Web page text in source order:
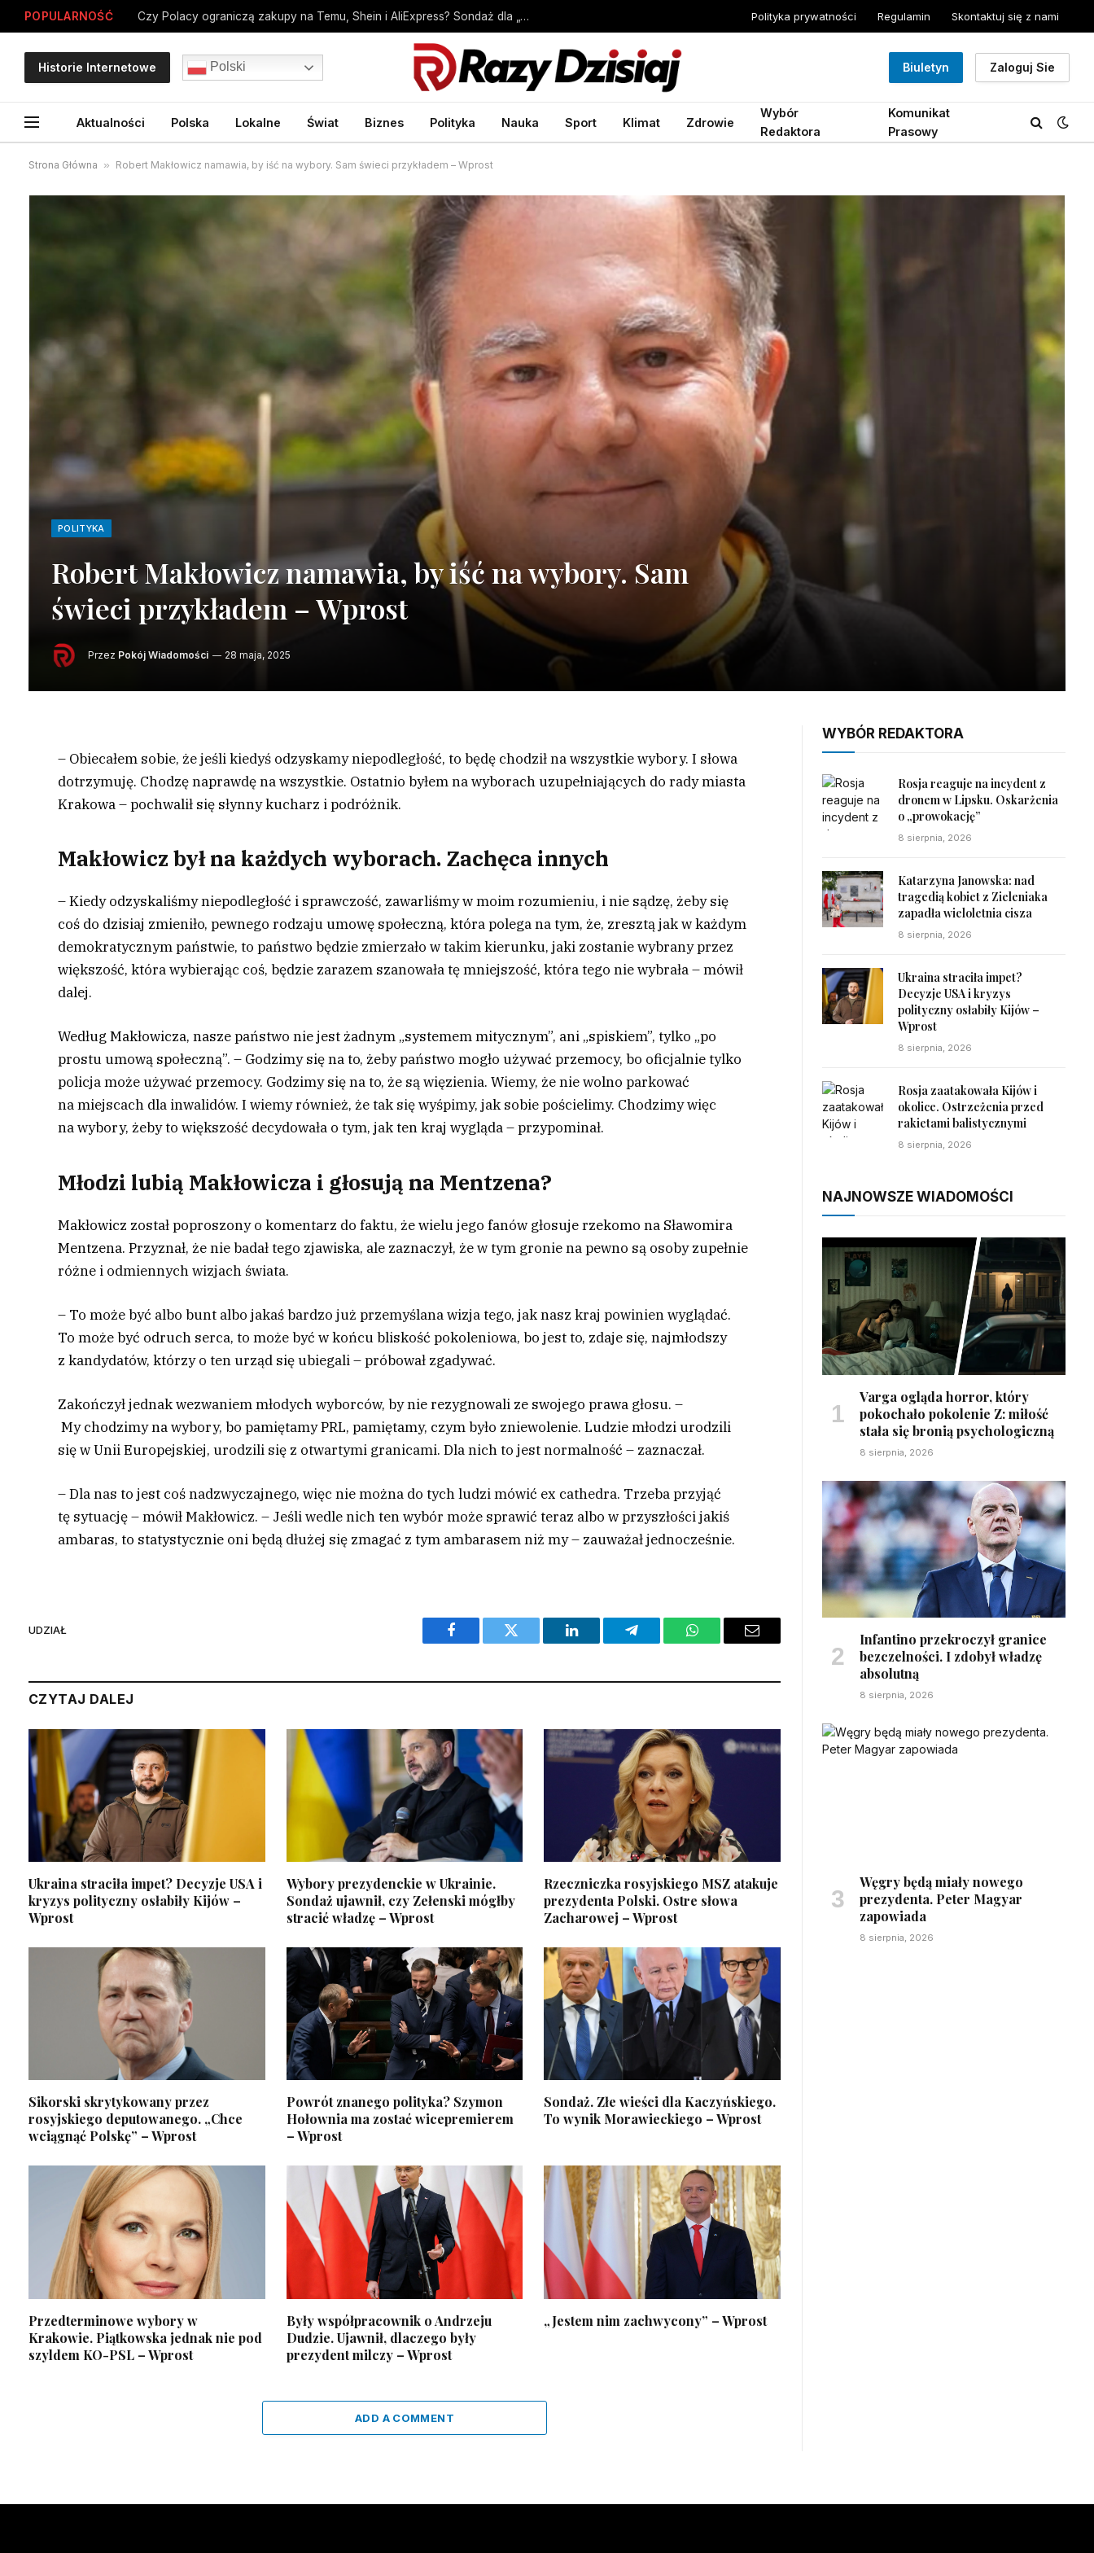
POPULARNOŚĆ Czy Polacy ograniczą zakupy na Temu, Shein i AliExpress? Sondaż dla „Wprost” – Biznes Wprost Polityka prywatności Regulamin Skontaktuj się z nami
Historie Internetowe Polski Biuletyn Zaloguj Sie
Aktualności Polska Lokalne Świat Biznes Polityka Nauka Sport Klimat Zdrowie
Wybór
Redaktora
Komunikat
Prasowy
Strona Główna » Robert Makłowicz namawia, by iść na wybory. Sam świeci przykładem – Wprost
POLITYKA
Robert Makłowicz namawia, by iść na wybory. Sam
świeci przykładem – Wprost
Przez Pokój Wiadomości 28 maja, 2025
– Obiecałem sobie, że jeśli kiedyś odzyskamy niepodległość, to będę chodził na wszystkie wybory. I słowa
dotrzymuję. Chodzę naprawdę na wszystkie. Ostatnio byłem na wyborach uzupełniających do rady miasta
Krakowa – pochwalił się słynny kucharz i podróżnik.
Makłowicz był na każdych wyborach. Zachęca innych
– Kiedy odzyskaliśmy niepodległość i sprawczość, zawarliśmy w moim rozumieniu, i nie sądzę, żeby się
coś do dzisiaj zmieniło, pewnego rodzaju umowę społeczną, która polega na tym, że, zresztą jak w każdym
demokratycznym państwie, to państwo będzie zmierzało w takim kierunku, jaki zostanie wybrany przez
większość, która wybierając coś, będzie zarazem szanowała tę mniejszość, która tego nie wybrała – mówił
dalej.
Według Makłowicza, nasze państwo nie jest żadnym „systemem mitycznym”, ani „spiskiem”, tylko „po
prostu umową społeczną”. – Godzimy się na to, żeby państwo mogło używać przemocy, bo oficjalnie tylko
policja może używać przemocy. Godzimy się na to, że są więzienia. Wiemy, że nie wolno parkować
na miejscach dla inwalidów. I wiemy również, że tak się wyśpimy, jak sobie pościelimy. Chodzimy więc
na wybory, żeby to większość decydowała o tym, jak ten kraj wygląda – przypominał.
Młodzi lubią Makłowicza i głosują na Mentzena?
Makłowicz został poproszony o komentarz do faktu, że wielu jego fanów głosuje rzekomo na Sławomira
Mentzena. Przyznał, że nie badał tego zjawiska, ale zaznaczył, że w tym gronie na pewno są osoby zupełnie
różne i odmiennych wizjach świata.
– To może być albo bunt albo jakaś bardzo już przemyślana wizja tego, jak nasz kraj powinien wyglądać.
To może być odruch serca, to może być w końcu bliskość pokoleniowa, bo jest to, zdaje się, najmłodszy
z kandydatów, którzy o ten urząd się ubiegali – próbował zgadywać.
Zakończył jednak wezwaniem młodych wyborców, by nie rezygnowali ze swojego prawa głosu. –
My chodzimy na wybory, bo pamiętamy PRL, pamiętamy, czym było zniewolenie. Ludzie młodzi urodzili
się w Unii Europejskiej, urodzili się z otwartymi granicami. Dla nich to jest normalność – zaznaczał.
– Dla nas to jest coś nadzwyczajnego, więc nie można do tych ludzi mówić ex cathedra. Trzeba przyjąć
tę sytuację – mówił Makłowicz. – Jeśli wedle nich ten wybór może sprawić teraz albo w przyszłości jakiś
ambaras, to statystycznie oni będą dłużej się zmagać z tym ambarasem niż my – zauważał jednocześnie.
UDZIAŁ
Facebook Twitter LinkedIn Telegram WhatsAppEmail
CZYTAJ DALEJ
Ukraina straciła impet? Decyzje USA i
kryzys polityczny osłabiły Kijów –
Wprost
Wybory prezydenckie w Ukrainie.
Sondaż ujawnił, czy Zełenski mógłby
stracić władzę – Wprost
Rzeczniczka rosyjskiego MSZ atakuje
prezydenta Polski. Ostre słowa
Zacharowej – Wprost
Sikorski skrytykowany przez
rosyjskiego deputowanego. „Chce
wciągnąć Polskę” – Wprost
Powrót znanego polityka? Szymon
Hołownia ma zostać wicepremierem
– Wprost
Sondaż. Złe wieści dla Kaczyńskiego.
To wynik Morawieckiego – Wprost
Przedterminowe wybory w
Krakowie. Piątkowska jednak nie pod
szyldem KO-PSL – Wprost
Były współpracownik o Andrzeju
Dudzie. Ujawnił, dlaczego były
prezydent milczy – Wprost
„Jestem nim zachwycony” – Wprost
ADD A COMMENT
WYBÓR REDAKTORA
Rosja reaguje na incydent z
dronem w Lipsku. Oskarżenia
o „prowokację”
8 sierpnia, 2026
Katarzyna Janowska: nad
tragedią kobiet z Zieleniaka
zapadła wieloletnia cisza
8 sierpnia, 2026
Ukraina straciła impet?
Decyzje USA i kryzys
polityczny osłabiły Kijów –
Wprost
8 sierpnia, 2026
Rosja zaatakowała Kijów i
okolice. Ostrzeżenia przed
rakietami balistycznymi
8 sierpnia, 2026
NAJNOWSZE WIADOMOŚCI
Varga ogląda horror, który
pokochało pokolenie Z: miłość
stała się bronią psychologiczną
8 sierpnia, 2026
Infantino przekroczył granice
bezczelności. I zdobył władzę
absolutną
8 sierpnia, 2026
Węgry będą miały nowego
prezydenta. Peter Magyar
zapowiada
8 sierpnia, 2026